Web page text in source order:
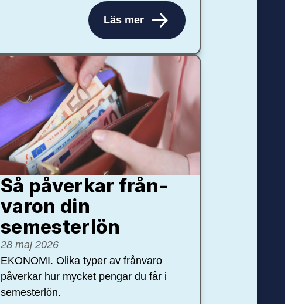
Läs mer
Så påverkar från­
varon din
semester­lön
28 maj 2026
EKONOMI. Olika typer av frånvaro
påverkar hur mycket pengar du får i
semesterlön.